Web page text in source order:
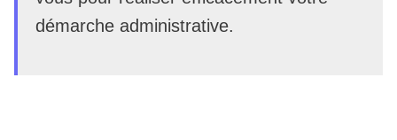
démarche administrative.